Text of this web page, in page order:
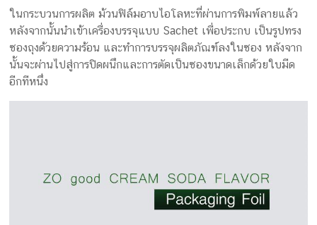
ในกระบวนการผลิต ม้วนฟิล์มอาบไอโลหะที่ผ่านการพิมพ์ลายแล้ว
หลังจากนั้นนำเข้าเครื่องบรรจุแบบ Sachet เพื่อประกบ เป็นรูปทรง
ซองถุงด้วยความร้อน และทำการบรรจุผลิตภัณฑ์ลงในซอง หลังจาก
นั้นจะผ่านไปสู่การปิดผนึกและการตัดเป็นซองขนาดเล็กด้วยใบมีด
อีกทีหนึ่ง